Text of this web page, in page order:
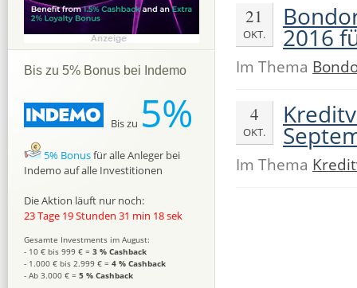
21
OKT. 2016
Im Thema
4
OKT.
Im Thema
Bis zu 5% Bonus bei Indemo
Bis zu 5%
5% Bonusfür alle Anleger bei
Indemo auf alle Investitionen
Die Aktion läuft nur noch:
23 Tage 19 Stunden 31 min 17 sek
Gesamte Investments im August:
- 10 € bis 999 € = 3 % Cashback
- 1.000 € bis 2.999 € = 4 % Cashback
- Ab 3.000 € = 5 % Cashback